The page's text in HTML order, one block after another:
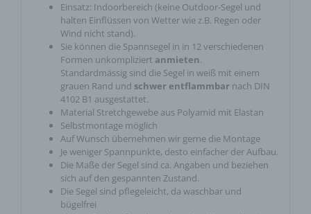
Einsatz: Indoorbereich (keine Outdoor-Segel und
halten Einflüssen von Wetter wie z.B. Regen oder
Wind nicht stand).
Sie können die Spannsegel in in 12 verschiedenen
Formen unkompliziert anmieten.
Standardmässig sind die Segel in weiß mit einem
grauen Rand und schwer entflammbarnach DIN
4102 B1 ausgestattet.
Material Stretchgewebe aus Polyamid mit Elastan
Selbstmontage möglich
Auf Wunsch übernehmen wir gerne die Montage
Je weniger Spannpunkte, desto einfacher der Aufbau.
Die Maße der Segel sind ca. Angaben und beziehen
sich auf den gespannten Zustand.
Die Segel sind pflegeleicht, da waschbar und
bügelfrei